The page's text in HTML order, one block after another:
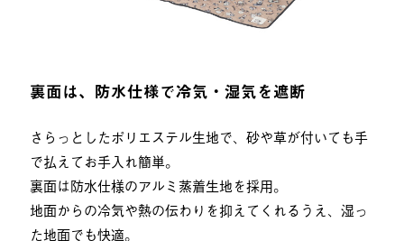
裏面は、防水仕様で冷気・湿気を遮断
さらっとしたポリエステル生地で、砂や草が付いても手
で払えてお手入れ簡単。
裏面は防水仕様のアルミ蒸着生地を採用。
地面からの冷気や熱の伝わりを抑えてくれるうえ、湿っ
た地面でも快適。